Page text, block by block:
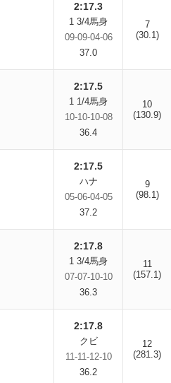
2:17.3
1 3/4馬身
09-09-04-06
37.0
7
(30.1)
2:17.5
1 1/4馬身
10-10-10-08
36.4
10
(130.9)
2:17.5
ハナ
05-06-04-05
37.2
9
(98.1)
2:17.8
1 3/4馬身
07-07-10-10
36.3
11
(157.1)
2:17.8
クビ
11-11-12-10
36.2
12
(281.3)